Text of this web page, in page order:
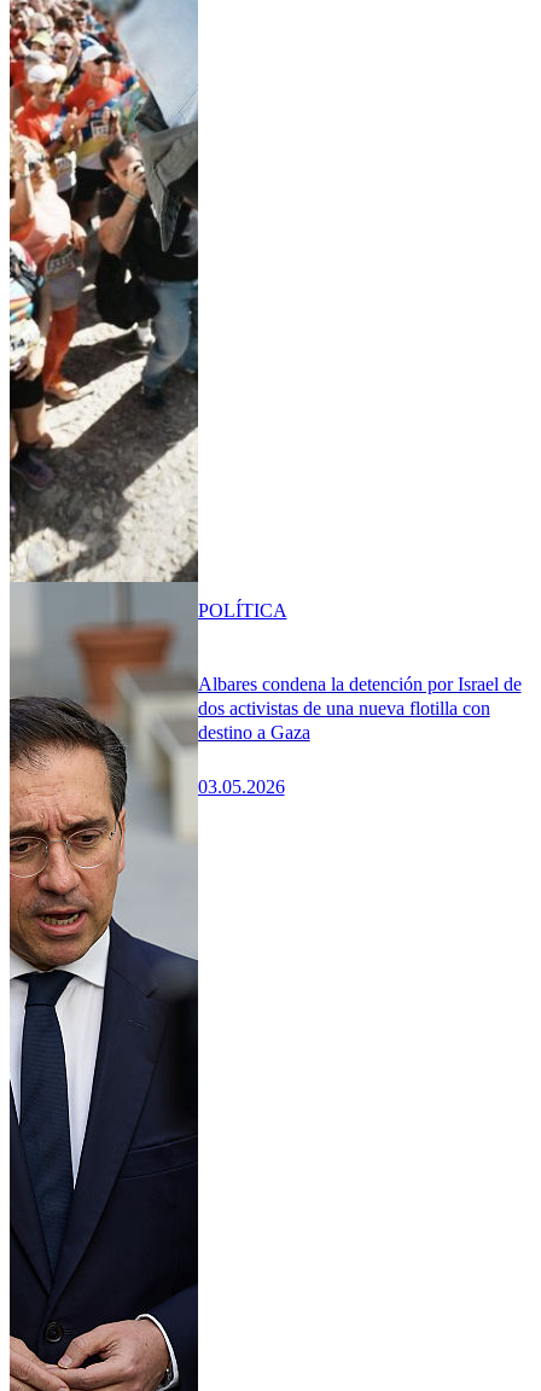
Albares condena la detención por Israel de
dos activistas de una nueva flotilla con
destino a Gaza
03.05.2026
POLÍTICA